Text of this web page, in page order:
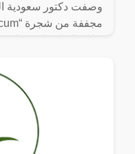
وصفت دكتور سعودية